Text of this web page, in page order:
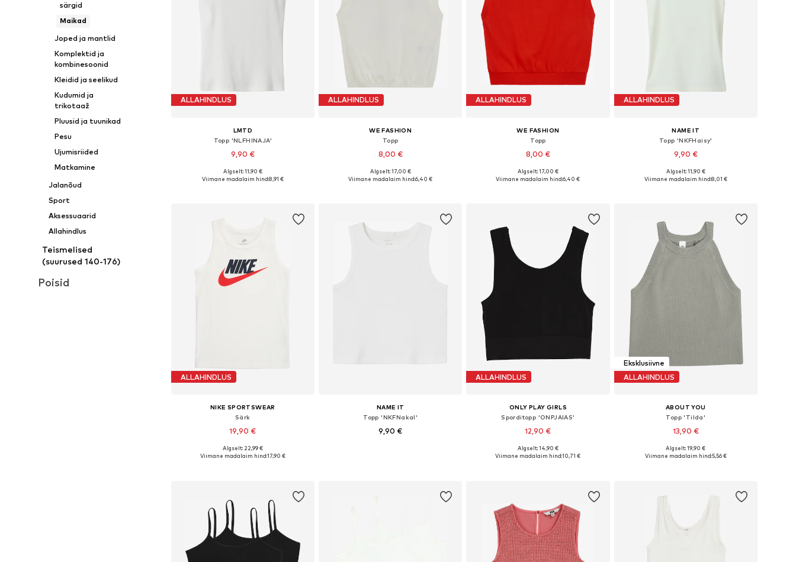
särgid
Maikad
Joped ja mantlid
Komplektid ja
kombinesoonid
Kleidid ja seelikud
Kudumid ja
trikotaaž
Pluusid ja tuunikad
Pesu
Ujumisriided
Matkamine
Jalanõud
Sport
Aksessuaarid
Allahindlus
Teismelised
(suurused 140-176)
Poisid
ALLAHINDLUS
LMTD
Topp 'NLFHINAJA'
9,90 €
Algselt: 11,90 €
Viimane madalaim hind:8,91 €
ALLAHINDLUS
WE FASHION
Topp
8,00 €
Algselt: 17,00 €
Viimane madalaim hind:6,40 €
ALLAHINDLUS
WE FASHION
Topp
8,00 €
Algselt: 17,00 €
Viimane madalaim hind:6,40 €
ALLAHINDLUS
NAME IT
Topp 'NKFHaisy'
9,90 €
Saadaolevad suurused: 122-128, 134-140
Algselt: 11,90 €
Viimane madalaim hind:8,01 €
ALLAHINDLUS
NIKE SPORTSWEAR
Särk
19,90 €
Saadaval erinevates suurustes
Algselt: 22,99 €
Viimane madalaim hind:17,90 €
NAME IT
Topp 'NKFNakal'
9,90 €
ALLAHINDLUS
ONLY PLAY GIRLS
Sporditopp 'ONPJAIAS'
12,90 €
Algselt: 14,90 €
Viimane madalaim hind:10,71 €
Eksklusiivne
ALLAHINDLUS
ABOUT YOU
Topp 'Tilda'
13,90 €
Saadaolevad suurused: 122-128, 134-140
Algselt: 19,90 €
Viimane madalaim hind:5,56 €